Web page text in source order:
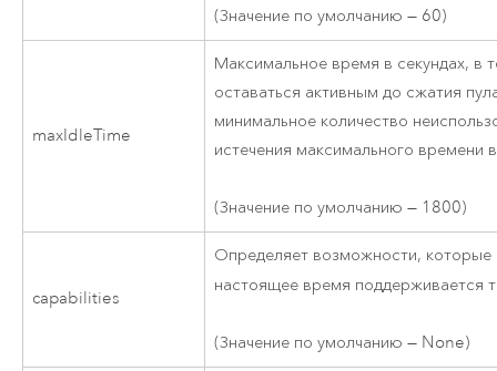
(Значение по умолчанию — 60)
maxIdleTime
Максимальное время в секундах, в
оставаться активным до сжатия
минимальное количество
истечения максимального времени
(Значение по умолчанию — 1800)
capabilities
Определяет возможности,
настоящее время поддерживается
(Значение по умолчанию — None)